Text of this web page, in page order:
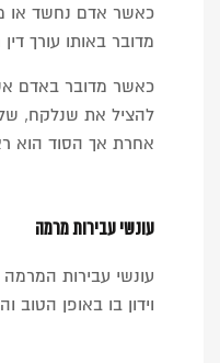
כאשר אדם נחשד או
מדובר באותו עורך
כאשר מדובר באדם
להציל את שנלקח,
אחרת אך הסוד הוא
עונשי עבירות מרמה
עונשי עבירות
וידון בו באופן הטוב